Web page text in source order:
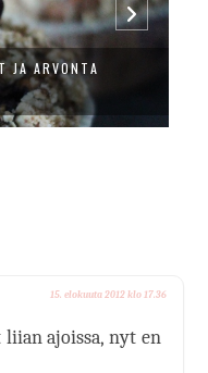
JA ARVONTA
15. elokuuta 2012 klo 17.36
ajoissa, nyt en